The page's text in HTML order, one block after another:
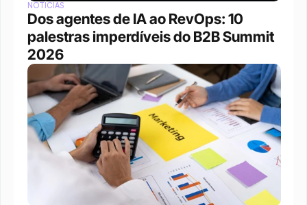
NOTÍCIAS
Dos agentes de IA ao RevOps: 10
palestras imperdíveis do B2B Summit
2026